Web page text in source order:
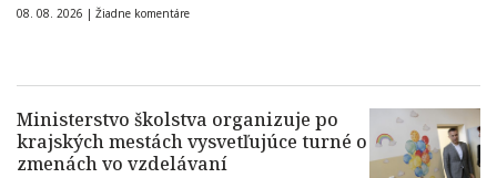
08. 08. 2026 | Žiadne komentáre
Ministerstvo školstva organizuje po
krajských mestách vysvetľujúce turné o
zmenách vo vzdelávaní